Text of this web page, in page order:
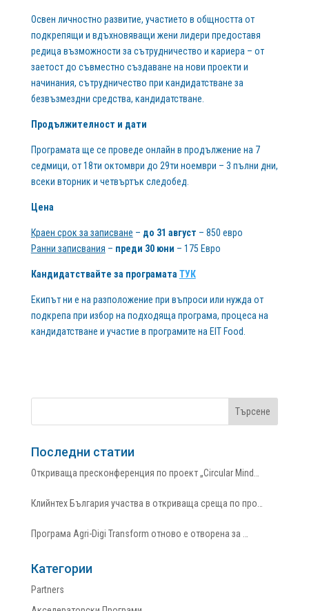
Освен личностно развитие, участието в общността от
подкрепящи и вдъхновяващи жени лидери предоставя
редица възможности за сътрудничество и кариера – от
заетост до съвместно създаване на нови проекти и
начинания, сътрудничество при кандидатстване за
безвъзмездни средства, кандидатстване.
Продължителност и дати
Програмата ще се проведе онлайн в продължение на 7
седмици, от 18ти октомври до 29ти ноември – 3 пълни дни,
всеки вторник и четвъртък следобед.
Цена
Краен срок за записване – до 31 август – 850 евро
Ранни записвания – преди 30 юни – 175 Евро
Кандидатствайте за програмата ТУК
Екипът ни е на разположение при въпроси или нужда от
подкрепа при избор на подходяща програма, процеса на
кандидатстване и участие в програмите на EIT Food.
Последни статии
Откриваща пресконференция по проект „Circular Mind…
Клийнтех България участва в откриваща среща по про…
Програма Agri-Digi Transform отново е отворена за …
Категории
Partners